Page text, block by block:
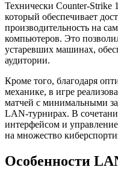
Технически Counter-Strike
который обеспечивает
производительность на
компьютеров. Это
устаревших машинах,
аудитории.
Кроме того, благодаря
механике, в игре
матчей с минимальными
LAN-турнирах. В
интерфейсом и
на множество
Особенности